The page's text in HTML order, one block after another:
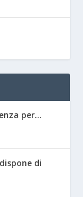
per...
di